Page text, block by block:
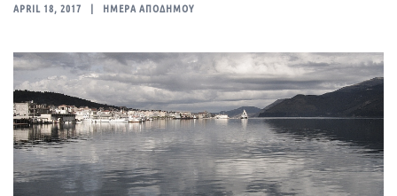
APRIL 18, 2017 ΗΜΕΡΑ ΑΠΟΔΗΜΟΥ